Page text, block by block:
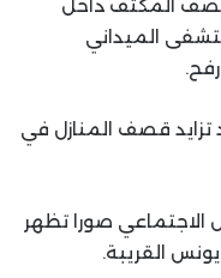
المكثف داخل
الميداني
تزايد قصف المنازل في
الاجتماعي صورا تظهر
القريبة.